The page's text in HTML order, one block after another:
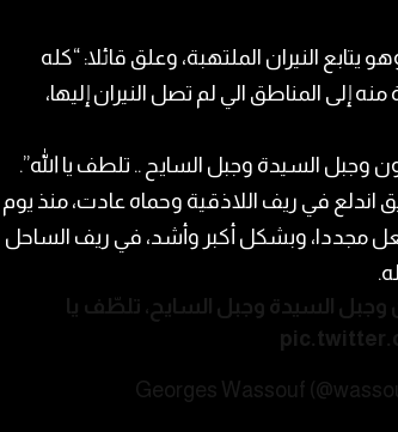
النيران الملتهبة، وعلق قائلا: “كله
إلى المناطق الي لم تصل النيران إليها،
وجبل السيدة وجبل السايح .. تلطف يا الله”.
اندلع في ريف اللاذقية وحماه عادت، منذ يوم
مجددا، وبشكل أكبر وأشد، في ريف الساحل
وجبل السيدة وجبل السايح، تلطّف يا